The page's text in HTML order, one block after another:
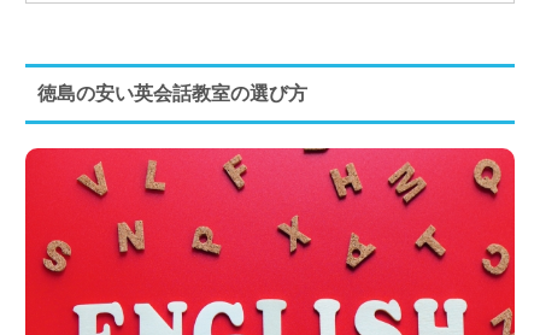
徳島の安い英会話教室の選び方